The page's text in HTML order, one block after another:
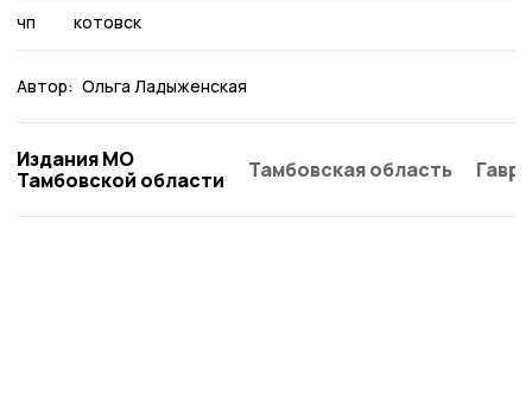
чп котовск
Автор: Ольга Ладыженская
Издания МО
Тамбовской области
Тамбовская область